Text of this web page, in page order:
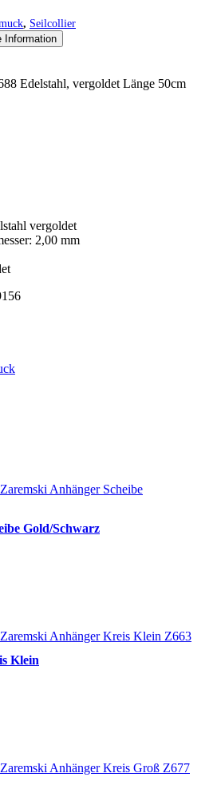
, Seilcollier
Information
Edelstahl, vergoldet Länge 50cm
vergoldet
2,00 mm
Gold/Schwarz
Klein